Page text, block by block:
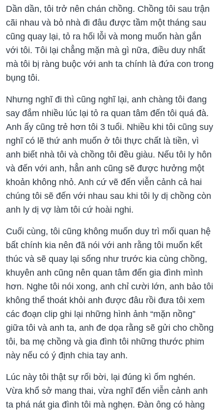
Dần dần, tôi trở nên chán chồng. Chồng tôi sau trận
cãi nhau và bỏ nhà đi đâu được tầm một tháng sau
cũng quay lại, tỏ ra hối lỗi và mong muốn hàn gắn
với tôi. Tôi lại chẳng mặn mà gì nữa, điều duy nhất
mà tôi bị ràng buộc với anh ta chính là đứa con trong
bụng tôi.
Nhưng nghĩ đi thì cũng nghĩ lại, anh chàng tôi đang
say đắm nhiều lúc lại tỏ ra quan tâm đến tôi quá đà.
Anh ấy cũng trẻ hơn tôi 3 tuổi. Nhiều khi tôi cũng suy
nghĩ có lẽ thứ anh muốn ở tôi thực chất là tiền, vì
anh biết nhà tôi và chồng tôi đều giàu. Nếu tôi ly hôn
và đến với anh, hẳn anh cũng sẽ được hưởng một
khoản không nhỏ. Anh cứ vẽ đến viễn cảnh cả hai
chúng tôi sẽ đến với nhau sau khi tôi ly dị chồng còn
anh ly dị vợ làm tôi cứ hoài nghi.
Cuối cùng, tôi cũng không muốn duy trì mối quan hệ
bất chính kia nên đã nói với anh rằng tôi muốn kết
thúc và sẽ quay lại sống như trước kia cùng chồng,
khuyên anh cũng nên quan tâm đến gia đình mình
hơn. Nghe tôi nói xong, anh chỉ cười lớn, anh bảo tôi
không thể thoát khỏi anh được đâu rồi đưa tôi xem
các đoạn clip ghi lại những hình ảnh “mặn nồng”
giữa tôi và anh ta, anh đe dọa rằng sẽ gửi cho chồng
tôi, ba mẹ chồng và gia đình tôi những thước phim
này nếu có ý định chia tay anh.
Lúc này tôi thật sự rối bời, lại đúng kì ốm nghén.
Vừa khổ sở mang thai, vừa nghĩ đến viễn cảnh anh
ta phá nát gia đình tôi mà nghẹn. Đàn ông có hàng